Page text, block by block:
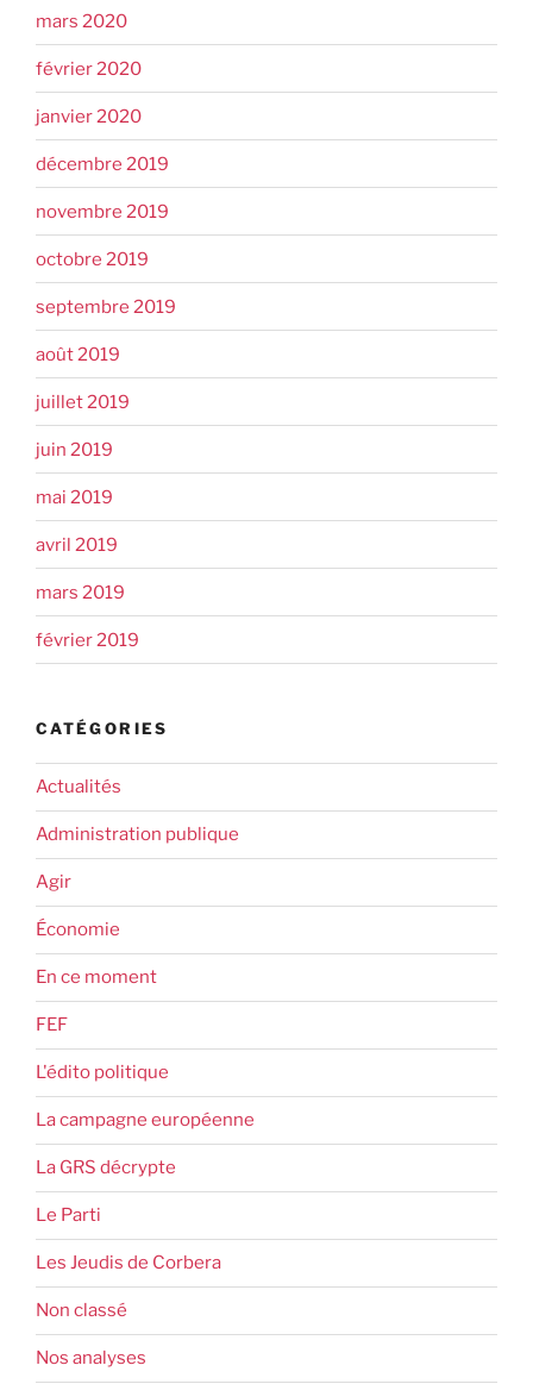
mars 2020
février 2020
janvier 2020
décembre 2019
novembre 2019
octobre 2019
septembre 2019
août 2019
juillet 2019
juin 2019
mai 2019
avril 2019
mars 2019
février 2019
CATÉGORIES
Actualités
Administration publique
Agir
Économie
En ce moment
FEF
L'édito politique
La campagne européenne
La GRS décrypte
Le Parti
Les Jeudis de Corbera
Non classé
Nos analyses